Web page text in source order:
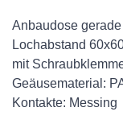
Anbaudose
Lochabstand
mit
Geäusematerial:
Kontakte: Messing